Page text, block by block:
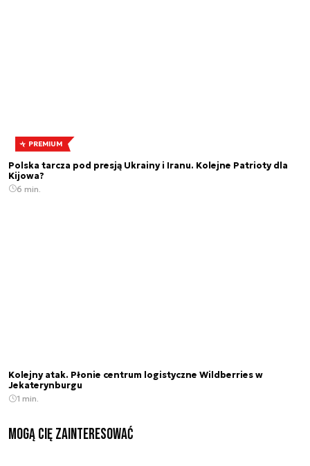
PREMIUM
Polska tarcza pod presją Ukrainy i Iranu. Kolejne Patrioty dla
Kijowa?
6 min.
Kolejny atak. Płonie centrum logistyczne Wildberries w
Jekaterynburgu
1 min.
Mogą Cię zainteresować